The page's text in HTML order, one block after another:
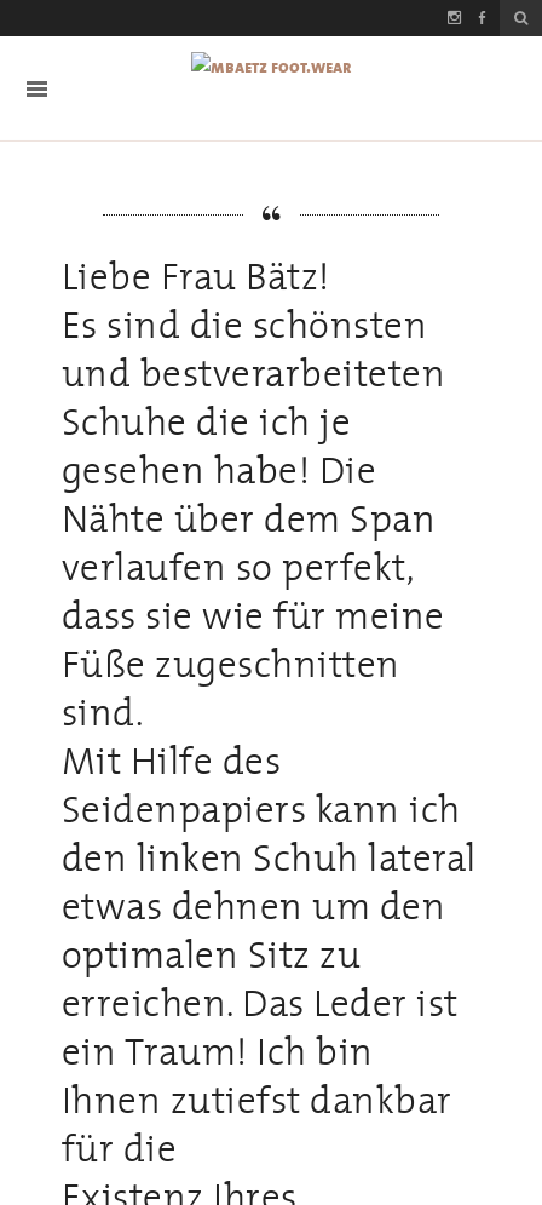
Liebe Frau Bätz!
Es sind die schönsten
und bestverarbeiteten
Schuhe die ich je
gesehen habe! Die
Nähte über dem Span
verlaufen so perfekt,
dass sie wie für meine
Füße zugeschnitten
sind.
Mit Hilfe des
Seidenpapiers kann ich
den linken Schuh lateral
etwas dehnen um den
optimalen Sitz zu
erreichen. Das Leder ist
ein Traum! Ich bin
Ihnen zutiefst dankbar
für die